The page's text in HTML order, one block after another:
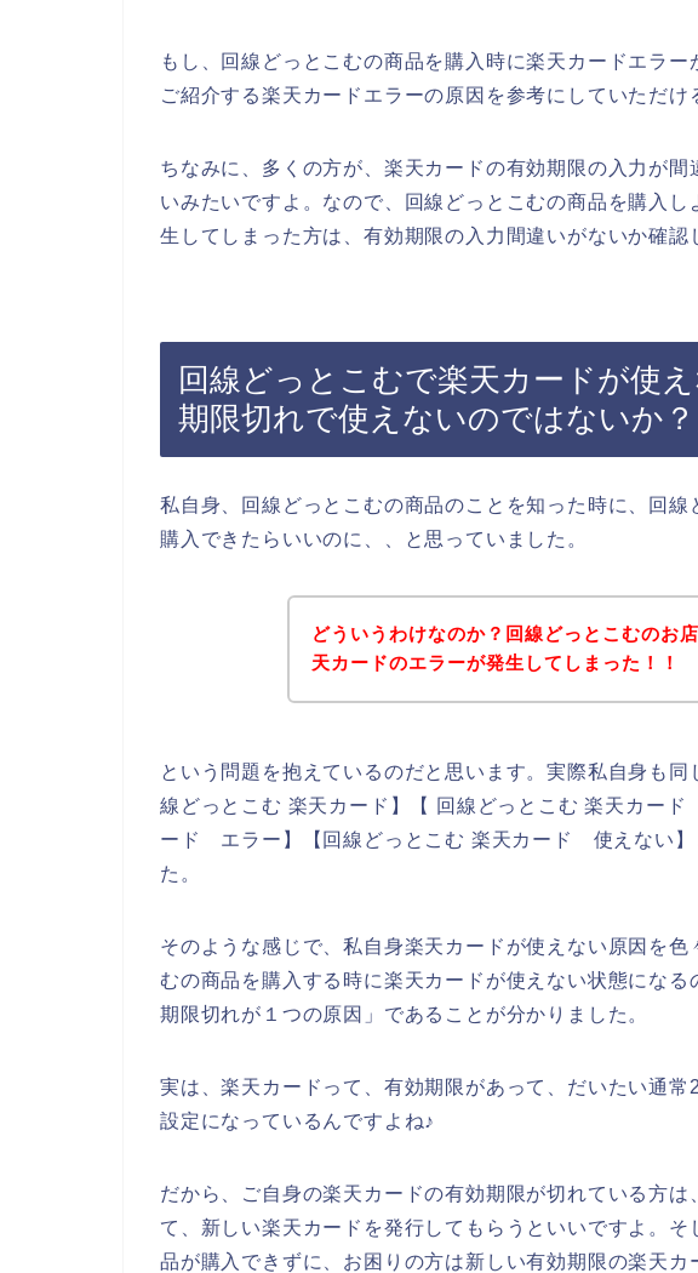
もし、回線どっとこむの商品を購入時に楽天カードエラ
ご紹介する楽天カードエラーの原因を参考にしていただけ
ちなみに、多くの方が、楽天カードの有効期限の入力が
いみたいですよ。なので、回線どっとこむの商品を購入
生してしまった方は、有効期限の入力間違いがないか確認
回線どっとこむで楽天カードが使
期限切れで使えないのではないか？
私自身、回線どっとこむの商品のことを知った時に、回
購入できたらいいのに、、と思っていました。
どういうわけなのか？回線どっとこむのお
天カードのエラーが発生してしまった！！
という問題を抱えているのだと思います。実際私自身も同
線どっとこむ 楽天カード】【 回線どっとこむ 楽天カー
ード エラー】【回線どっとこむ 楽天カード 使えない】
た。
そのような感じで、私自身楽天カードが使えない原因を色
むの商品を購入する時に楽天カードが使えない状態にな
期限切れが１つの原因」であることが分かりました。
実は、楽天カードって、有効期限があって、だいたい通
設定になっているんですよね♪
だから、ご自身の楽天カードの有効期限が切れている方
て、新しい楽天カードを発行してもらうといいですよ。
品が購入できずに、お困りの方は新しい有効期限の楽天